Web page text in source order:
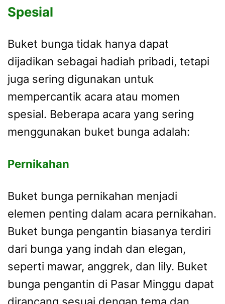
Spesial
Buket bunga tidak hanya dapat
dijadikan sebagai hadiah pribadi, tetapi
juga sering digunakan untuk
mempercantik acara atau momen
spesial. Beberapa acara yang sering
menggunakan buket bunga adalah:
Pernikahan
Buket bunga pernikahan menjadi
elemen penting dalam acara pernikahan.
Buket bunga pengantin biasanya terdiri
dari bunga yang indah dan elegan,
seperti mawar, anggrek, dan lily. Buket
bunga pengantin di Pasar Minggu dapat